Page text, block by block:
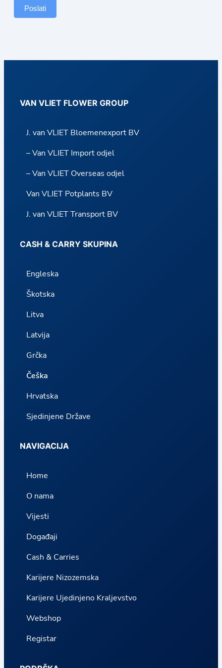
r
Poslati
VAN VLIET FLOWER GROUP
J. van VLIET Bloemenexport BV
– Van VLIET Import odjel
– Van VLIET Overseas odjel
Van VLIET Potplants BV
J. van VLIET Transport BV
CASH & CARRY SKUPINA
Engleska
Škotska
Litva
Latvija
Grčka
Češka
Hrvatska
Sjedinjene Države
NAVIGACIJA
Home
O nama
Vijesti
Događaji
Cash & Carries
Karijere Nizozemska
Karijere Ujedinjeno Kraljevstvo
Webshop
Registar